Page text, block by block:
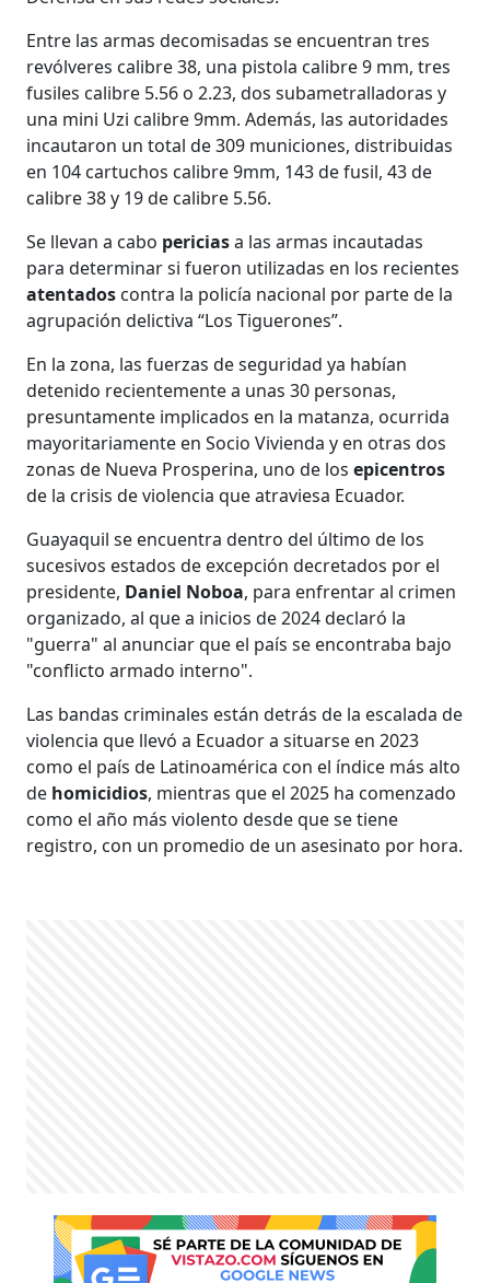
Entre las armas decomisadas se encuentran tres
revólveres calibre 38, una pistola calibre 9 mm, tres
fusiles calibre 5.56 o 2.23, dos subametralladoras y
una mini Uzi calibre 9mm. Además, las autoridades
incautaron un total de 309 municiones, distribuidas
en 104 cartuchos calibre 9mm, 143 de fusil, 43 de
calibre 38 y 19 de calibre 5.56.
Se llevan a cabo periciasa las armas incautadas
para determinar si fueron utilizadas en los recientes
atentados contra la policía nacional por parte de la
agrupación delictiva “Los Tiguerones”.
En la zona, las fuerzas de seguridad ya habían
detenido recientemente a unas 30 personas,
presuntamente implicados en la matanza, ocurrida
mayoritariamente en Socio Vivienda y en otras dos
zonas de Nueva Prosperina, uno de losepicentros
de la crisis de violencia que atraviesa Ecuador.
Guayaquil se encuentra dentro del último de los
sucesivos estados de excepción decretados por el
presidente, Daniel Noboa, para enfrentar al crimen
organizado, al que a inicios de 2024 declaró la
"guerra" al anunciar que el país se encontraba bajo
"conflicto armado interno".
Las bandas criminales están detrás de la escalada de
violencia que llevó a Ecuador a situarse en 2023
como el país de Latinoamérica con el índice más alto
de homicidios, mientras que el 2025 ha comenzado
como el año más violento desde que se tiene
registro, con un promedio de un asesinato por hora.